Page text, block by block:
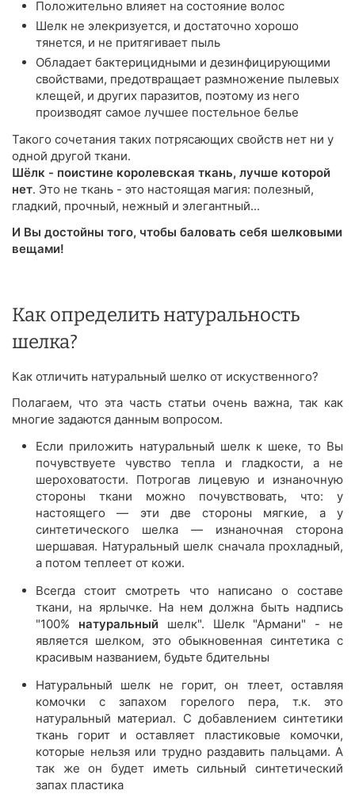
Положительно влияет на состояние волос
Шелк не элекризуется, и достаточно хорошо
тянется, и не притягивает пыль
Обладает бактерицидными и дезинфицирующими
свойствами, предотвращает размножение пылевых
клещей, и других паразитов, поэтому из него
производят самое лучшее постельное белье
Такого сочетания таких потрясающих свойств нет ни у
одной другой ткани.
Шёлк - поистине королевская ткань, лучше которой
нет. Это не ткань - это настоящая магия: полезный,
гладкий, прочный, нежный и элегантный...
И Вы достойны того, чтобы баловать себя шелковыми
вещами!
Как определить натуральность
шелка?
Как отличить натуральный шелко от искуственного?
Полагаем, что эта часть статьи очень важна, так как
многие задаются данным вопросом.
Если приложить натуральный шелк к шеке, то Вы
почувствуете чувство тепла и гладкости, а не
шероховатости. Потрогав лицевую и изнаночную
стороны ткани можно почувствовать, что: у
настоящего — эти две стороны мягкие, а у
синтетического шелка — изнаночная сторона
шершавая. Натуральный шелк сначала прохладный,
а потом теплеет от кожи.
Всегда стоит смотреть что написано о составе
ткани, на ярлычке. На нем должна быть надпись
"100% натуральный шелк". Шелк "Армани" - не
является шелком, это обыкновенная синтетика с
красивым названием, будьте бдительны
Натуральный шелк не горит, он тлеет, оставляя
комочки с запахом горелого пера, т.к. это
натуральный материал. С добавлением синтетики
ткань горит и оставляет пластиковые комочки,
которые нельзя или трудно раздавить пальцами. А
так же он будет иметь сильный синтетический
запах пластика